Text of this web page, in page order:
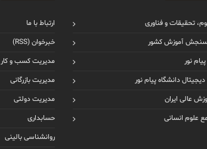
تحقیقات و فناوری
سنجش آموزش کشور
نور
دیجیتال دانشگاه پیام نور
عالی ایران
علوم انسانی
ارتباط با ما
خبرخوان (RSS)
مدیریت کسب و کار
مدیریت بازرگانی
مدیریت دولتی
حسابداری
روانشناسی بالینی